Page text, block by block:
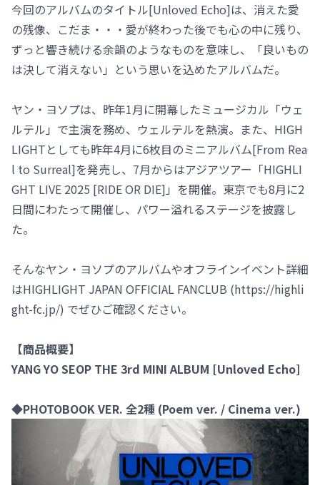
今回のアルバムのタイトル[Unloved Echo]は、消えた愛
の残像、こだま・・・愛が終わった後でも心の中に残り、
ずっと響き続ける余韻のようなものを意味し、「良いもの
は決して消えない」という思いを込めたアルバムだ。
ヤン・ヨソプは、昨年1月に開幕したミュージカル「ウェ
ルテル」で主演を務め、ウェルテルを熱演。また、HIGH
LIGHTとしても昨年4月に6枚目のミニアルバム[From Rea
l to Surreal]を発売し、7月からはアジアツアー「HIGHLI
GHT LIVE 2025 [RIDE OR DIE]」を開催。東京でも8月に2
日間にわたって開催し、パワー溢れるステージを披露し
た。
そんなヤン・ヨソプのアルバムやオフラインイベント詳細
はHIGHLIGHT JAPAN OFFICIAL FANCLUB (https://highli
ght-fc.jp/) でぜひご確認ください。
【商品概要】
YANG YO SEOP THE 3rd MINI ALBUM [Unloved Echo]
◆PHOTOBOOK VER. 全2種 (Poem ver. / Cinema ver.)